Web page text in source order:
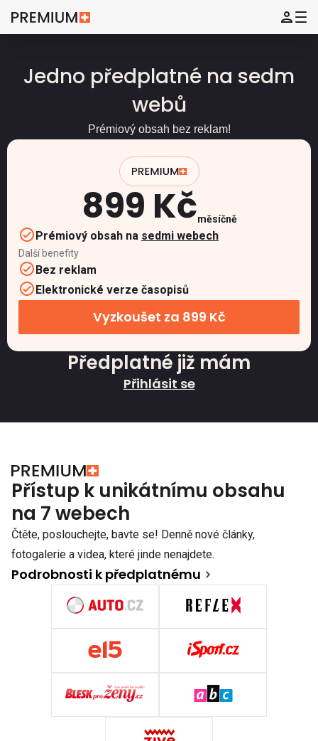
Jedno předplatné na sedm
webů
Prémiový obsah bez reklam!
899 Kčměsíčně
Prémiový obsah na sedmi webech
Další benefity
Bez reklam
Elektronické verze časopisů
Vyzkoušet za 899 Kč
Předplatné již mám
Přihlásit se
Přístup k unikátnímu obsahu
na 7 webech
Čtěte, poslouchejte, bavte se! Denně nové články,
fotogalerie a videa, které jinde nenajdete.
Podrobnosti k předplatnému